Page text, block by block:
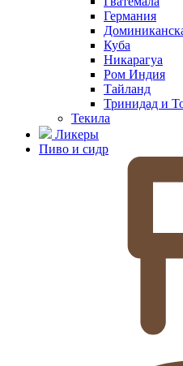
Германия
Куба
Никарагуа
Ром Индия
Тайланд
Тринидад и
Текила
Ликеры
Пиво и сидр